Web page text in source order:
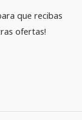
que recibas
ofertas!